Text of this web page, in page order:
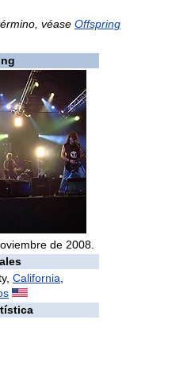
véase Offspring
de 2008.
California